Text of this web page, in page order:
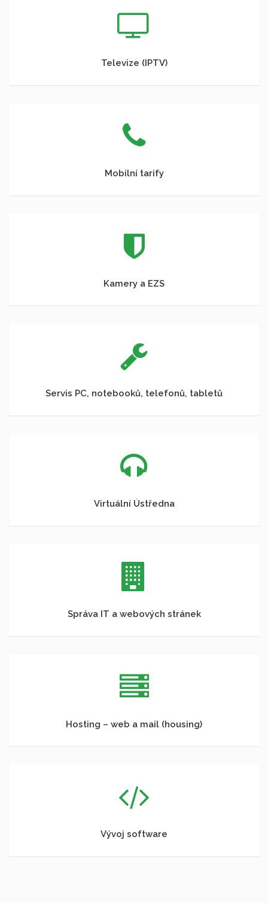
Televize (IPTV)
Mobilní tarify
Kamery a EZS
Servis PC, notebooků, telefonů, tabletů
Virtuální Ústředna
Správa IT a webových stránek
Hosting – web a mail (housing)
Vývoj software